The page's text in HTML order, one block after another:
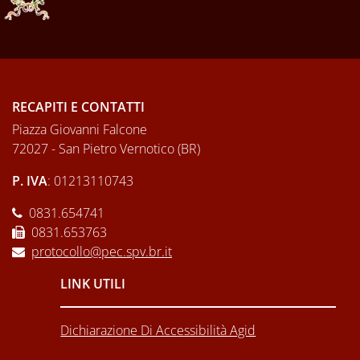
RECAPITI E CONTATTI
Piazza Giovanni Falcone
72027 - San Pietro Vernotico (BR)
P. IVA: 01213110743
0831.654741
0831.653763
protocollo@pec.spv.br.it
LINK UTILI
Dichiarazione Di Accessibilità Agid